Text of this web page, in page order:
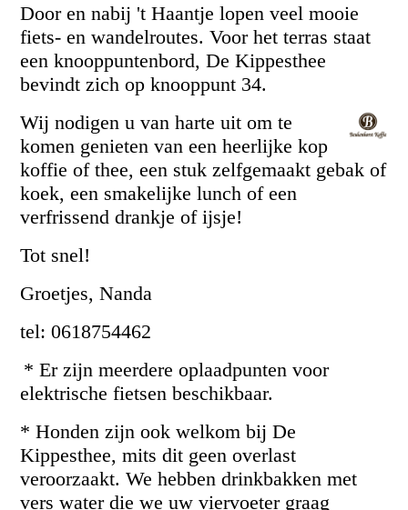
Door en nabij 't Haantje lopen veel mooie
fiets- en wandelroutes. Voor het terras staat
een knooppuntenbord, De Kippesthee
bevindt zich op knooppunt 34.
Wij nodigen u van harte uit om te
komen genieten van een heerlijke kop
koffie of thee, een stuk zelfgemaakt gebak of
koek, een smakelijke lunch of een
verfrissend drankje of ijsje!
Tot snel!
Groetjes, Nanda
tel: 0618754462
* Er zijn meerdere oplaadpunten voor
elektrische fietsen beschikbaar.
* Honden zijn ook welkom bij De
Kippesthee, mits dit geen overlast
veroorzaakt. We hebben drinkbakken met
vers water die we uw viervoeter graag